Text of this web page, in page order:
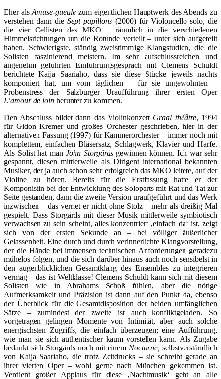
Eher alsAmuse-gueule zum eigentlichen Hauptwerk des Abends zu
verstehen dann dieSept papillons (2000) für Violoncello solo, die
die vier Cellisten des MKO – räumlich in die verschiedenen
Himmelsrichtungen um die Rotunde verteilt – unter sich aufgeteilt
haben. Schwierigste, ständig zweistimmige Klangstudien, die die
Solisten faszinierend meistern. Im sehr aufschlussreichen und
angenehm geführten Einführungsgespräch mit Clemens Schuldt
berichtete Kaija Saariaho, dass sie diese Stücke jeweils nachts
komponiert hat, um vom täglichen – für sie ungewohnten –
Probenstress der Salzburger Uraufführung ihrer ersten Oper
L’amour de loin herunter zu kommen.
Den Abschluss bildet dann das Violinkonzert Graal théâtre, 1994
für Gidon Kremer und großes Orchester geschrieben, hier in der
alternativen Fassung (1997) für Kammerorchester – immer noch mit
komplettem, einfachen Bläsersatz, Schlagwerk, Klavier und Harfe.
Als Solist hat man John Storgårdsgewinnen können. Ich war sehr
gespannt, diesen mittlerweile als Dirigent international bekannten
Musiker, der ja auch schon sehr erfolgreich das MKO leitete, auf der
Violine zu hören. Bereits für die Erstfassung hatte er der
Komponistin bei der Entwicklung des Soloparts mit Rat und Tat zur
Seite gestanden, dann die zweite Version uraufgeführt und das Werk
inzwischen – das verriet er nicht ohne Stolz – mehr als dreißig Mal
gespielt. Dass Storgårds mit dieser Musik mittlerweile symbiotisch
verwachsen zu sein scheint, alles konzentriert ‚einfach da‘ ist, zeigt
sich von der ersten Sekunde an – bei völliger äußerlicher
Gelassenheit. Eine durch und durch verinnerlichte Klangvorstellung,
der die Hände bei immensen technischen Anforderungen geradezu
mühelos folgen, und die sich darüber hinaus auch noch sensibelst in
den augenblicklichen Gesamtklang des Ensembles zu integrieren
vermag – das ist Weltklasse! Clemens Schuldt kann sich mit diesem
Solisten wie in Abrahams Schoß fühlen, aber die nötige
Aufmerksamkeit und Präzision ist dann auf den Punkt da, ebenso
der Überblick für die Gesamtdisposition der beiden umfänglichen
Sätze – zumindest der zweite ist auch konfliktgeladen. So
vorgetragen gelingen Momente von Intimität, aber auch solche
energischsten Zugriffs, die einfach überzeugen; eine Aufführung,
wie man sie sich authentischer kaum vorstellen kann. Als Zugabe
bedankt sich Storgårds noch mit einem Nocturne, selbstverständlich
von Kaija Saariaho, die trotz Zeitdrucks – sie schreibt gerade an
ihrer vierten Oper – wohl gerne nach München gekommen ist.
Verdient großer Applaus für diese ‚Nachtmusik‘ geht an alle